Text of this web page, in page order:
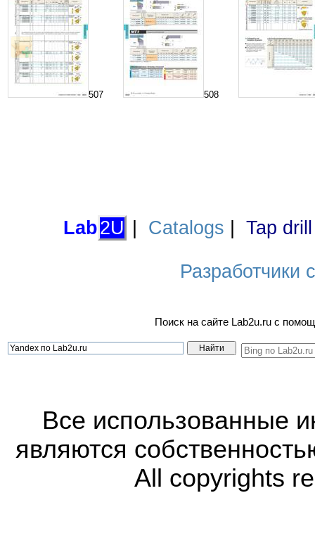
507 508
Lab2U Catalogs Tap
Разработчики
Поиск на сайте Lab2u.ru с
Все использованные
являются
All copyrights